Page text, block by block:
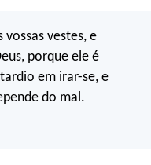
vossas vestes, e
porque ele é
em irar-se, e
do mal.